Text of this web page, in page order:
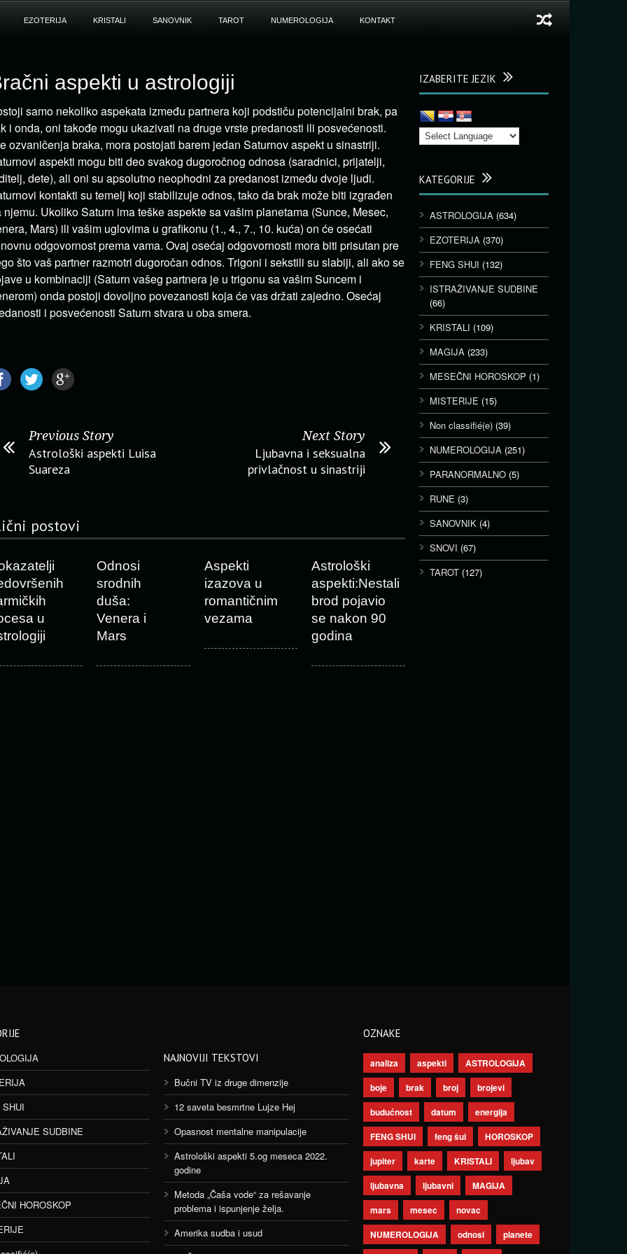
EZOTERIJA KRISTALI SANOVNIK TAROT NUMEROLOGIJA KONTAKT
aspekti u astrologiji
samo nekoliko aspekata između partnera koji podstiču potencijalni brak, pa
i onda, oni takođe mogu ukazivati ​​na druge vrste predanosti ili posvećenosti.
ozvaničenja braka, mora postojati barem jedan Saturnov aspekt u sinastriji.
aspekti mogu biti deo svakog dugoročnog odnosa (saradnici, prijatelji,
dete), ali oni su apsolutno neophodni za predanost između dvoje ljudi.
kontakti su temelj koji stabilizuje odnos, tako da brak može biti izgrađen
njemu. Ukoliko Saturn ima teške aspekte sa vašim planetama (Sunce, Mesec,
Mars) ili vašim uglovima u grafikonu (1., 4., 7., 10. kuća) on će osećati
odgovornost prema vama. Ovaj osećaj odgovornosti mora biti prisutan pre
što vaš partner razmotri dugoročan odnos. Trigoni i sekstili su slabiji, ali ako se
u kombinaciji (Saturn vašeg partnera je u trigonu sa vašim Suncem i
onda postoji dovoljno povezanosti koja će vas držati zajedno. Osećaj
i posvećenosti Saturn stvara u oba smera.
Previous Story
Astrološki aspekti Luisa
Suareza
Next Story
Ljubavna i seksualna
privlačnost u sinastriji
postovi
u
Odnosi
srodnih
duša:
Venera i
Mars
Aspekti
izazova u
romantičnim
vezama
Astrološki
aspekti:Nestali
brod pojavio
se nakon 90
godina
IZABERITE JEZIK
KATEGORIJE
ASTROLOGIJA (634)
EZOTERIJA (370)
FENG SHUI (132)
ISTRAŽIVANJE SUDBINE
(66)
KRISTALI (109)
MAGIJA (233)
MESEČNI HOROSKOP (1)
MISTERIJE (15)
Non classifié(e) (39)
NUMEROLOGIJA (251)
PARANORMALNO (5)
RUNE (3)
SANOVNIK (4)
SNOVI (67)
TAROT (127)
SUDBINE
HOROSKOP
NAJNOVIJI TEKSTOVI
Bučni TV iz druge dimenzije
12 saveta besmrtne Lujze Hej
Opasnost mentalne manipulacije
Astrološki aspekti 5.og meseca 2022.
godine
Metoda „Čaša vode“ za rešavanje
problema i ispunjenje želja.
Amerika sudba i usud
OZNAKE
analiza aspekti
ASTROLOGIJA
boje
brak broj
brojevi
budućnost
datum
energija
FENG SHUI
feng šui
HOROSKOP
jupiter
karte KRISTALI
ljubav
ljubavna
ljubavni
MAGIJA
mars
mesec
novac
NUMEROLOGIJA
odnosi
planete